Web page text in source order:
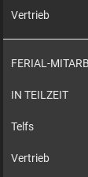
Vertrieb
FERIAL-
IN TEILZEIT
Telfs
Vertrieb